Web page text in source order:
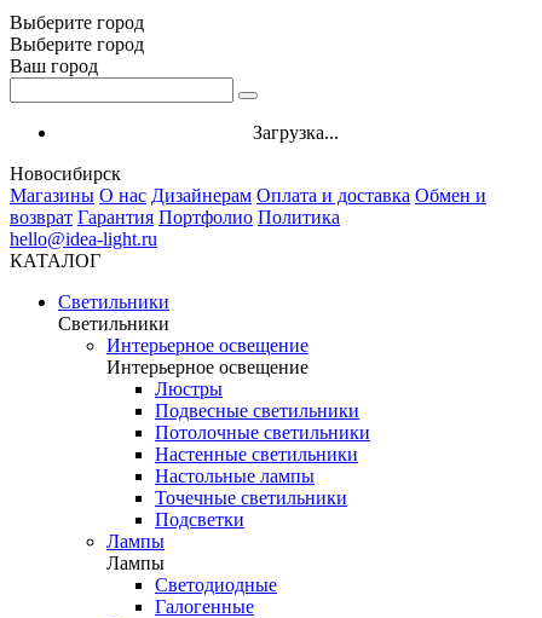
Выберите город
Выберите город
Ваш город
Загрузка...
Новосибирск
Магазины О нас Дизайнерам Оплата и доставка Обмен и
возврат Гарантия Портфолио Политика
hello@idea-light.ru
КАТАЛОГ
Светильники
Светильники
Интерьерное освещение
Интерьерное освещение
Люстры
Подвесные светильники
Потолочные светильники
Настенные светильники
Настольные лампы
Точечные светильники
Подсветки
Лампы
Лампы
Светодиодные
Галогенные